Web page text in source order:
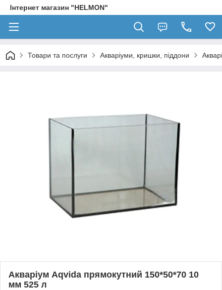
Інтернет магазин "HELMON"
Товари та послуги Акваріуми, кришки, піддони
Акваріум Aqvida прямокутний 150*50*70 10
мм 525 л